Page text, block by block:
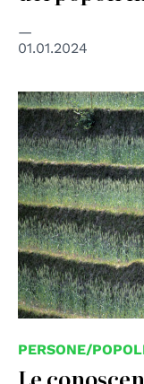
01.01.2024
© UN photo
PERSONE/